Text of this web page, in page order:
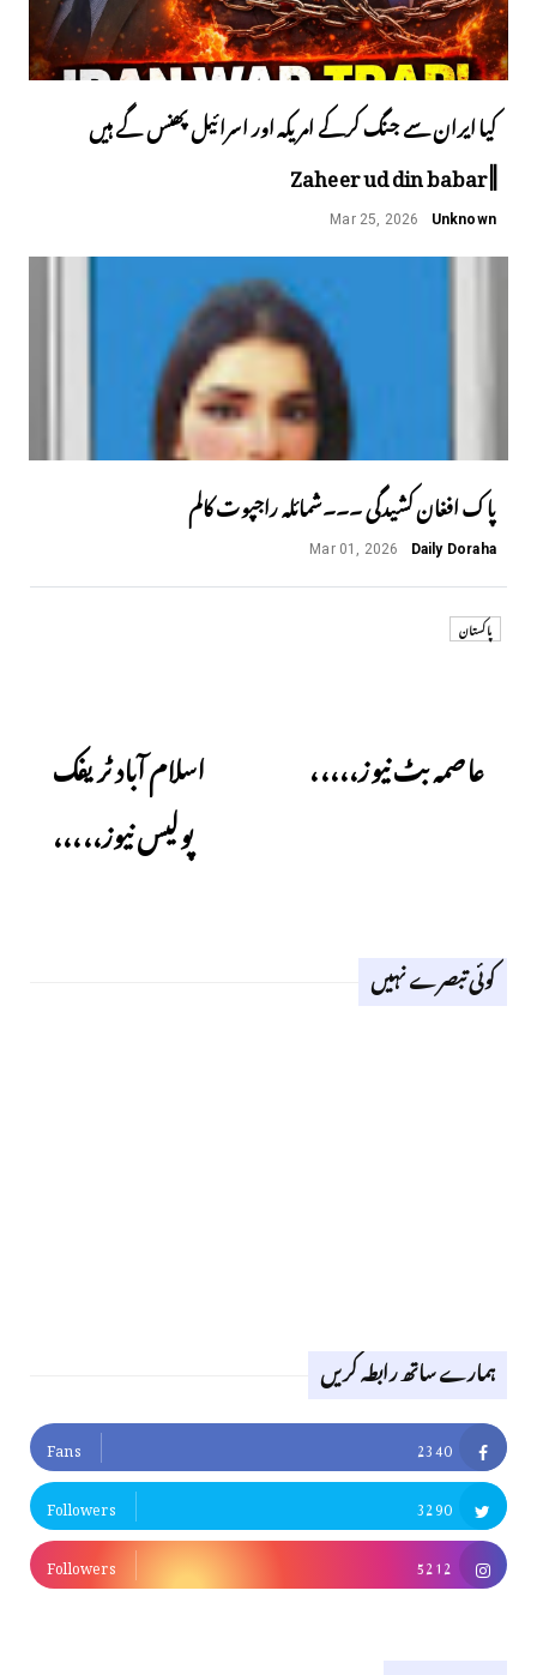
کیا ایران سے جنگ کرکے امریکہ اور اسرائیل پھنس گے ہیں
||Zaheer ud din babar
Unknown
Mar 25, 2026
پاک افغان کشیدگی ۔۔۔شمائلہ راجپوت کالم
Daily Doraha
Mar 01, 2026
پاکستان
عاصمہ بٹ نیوز،،،،،
اسلام آباد ٹریفک
پولیس نیوز،،،،،
کوئی تبصرے نہیں
ہمارے ساتھ رابطہ کریں
2340
Fans
3290
Followers
5212
Followers